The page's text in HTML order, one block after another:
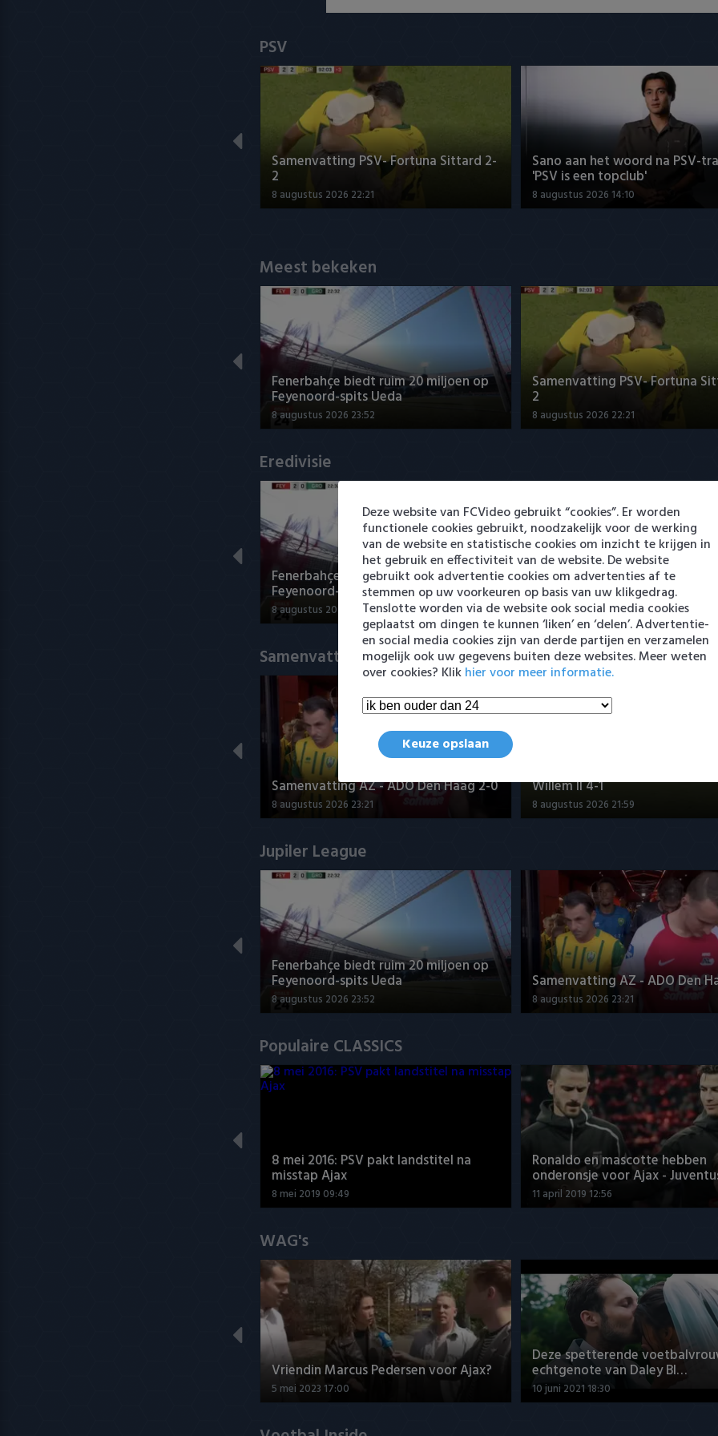
PSV
Samenvatting PSV- Fortuna Sittard 2-
2
8 augustus 2026 22:21
Sano aan het woord na PSV-
'PSV is een topclub'
8 augustus 2026 14:10
Meest bekeken
Fenerbahçe biedt ruim 20 miljoen op
Feyenoord-spits Ueda
8 augustus 2026 23:52
Samenvatting PSV- Fortuna
2
8 augustus 2026 22:21
Eredivisie
Fenerbahçe biedt ruim 20 miljoen op
Feyenoord-spits Ueda
8 augustus 2026 23:52
Samenvatting AZ - ADO Den
8 augustus 2026 23:21
Samenvattingen Eredivisie
Samenvatting AZ - ADO Den Haag 2-0
8 augustus 2026 23:21
Willem II 4-1
8 augustus 2026 21:59
Jupiler League
Fenerbahçe biedt ruim 20 miljoen op
Feyenoord-spits Ueda
8 augustus 2026 23:52
Samenvatting AZ - ADO Den
8 augustus 2026 23:21
Populaire CLASSICS
8 mei 2016: PSV pakt landstitel na
misstap Ajax
8 mei 2019 09:49
Ronaldo en mascotte hebben
onderonsje voor Ajax -
11 april 2019 12:56
WAG's
Vriendin Marcus Pedersen voor Ajax?
5 mei 2023 17:00
Deze spetterende
echtgenote van Daley Bl…
10 juni 2021 18:30
Deze website van FCVideo gebruikt “cookies”. Er worden
functionele cookies gebruikt, noodzakelijk voor de werking
van de website en statistische cookies om inzicht te krijgen in
het gebruik en effectiviteit van de website. De website
gebruikt ook advertentie cookies om advertenties af te
stemmen op uw voorkeuren op basis van uw klikgedrag.
Tenslotte worden via de website ook social media cookies
geplaatst om dingen te kunnen ‘liken’ en ‘delen’. Advertentie-
en social media cookies zijn van derde partijen en verzamelen
mogelijk ook uw gegevens buiten deze websites. Meer weten
over cookies? Klikhier voor meer informatie.
Keuze opslaan